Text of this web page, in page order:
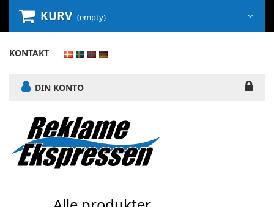
KURV (empty)
KONTAKT
DIN KONTO